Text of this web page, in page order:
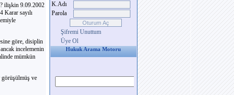
ilişkin 9.09.2002
Karar sayılı
göre, disiplin
incelemenin
mümkün
görüşülmüş ve
K.Adı
Parola
Şifremi Unuttum
Üye Ol
Hukuk Arama Motoru